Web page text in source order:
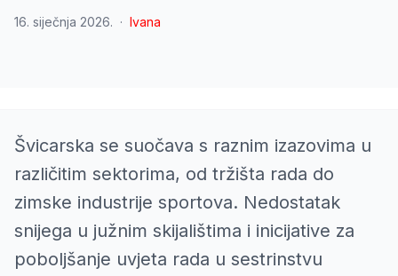
16. siječnja 2026. · Ivana
Švicarska se suočava s raznim izazovima u
različitim sektorima, od tržišta rada do
zimske industrije sportova. Nedostatak
snijega u južnim skijalištima i inicijative za
poboljšanje uvjeta rada u sestrinstvu